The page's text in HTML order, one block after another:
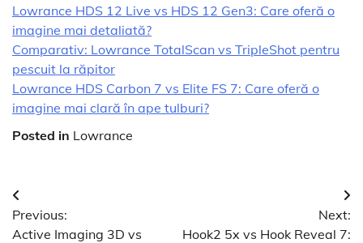
Lowrance HDS 12 Live vs HDS 12 Gen3: Care oferă o
imagine mai detaliată?
Comparativ: Lowrance TotalScan vs TripleShot pentru
pescuit la răpitor
Lowrance HDS Carbon 7 vs Elite FS 7: Care oferă o
imagine mai clară în ape tulburi?
Posted in Lowrance
Navigare
în
Previous:
Active Imaging 3D vs
Next:
Hook2 5x vs Hook Reveal 7: